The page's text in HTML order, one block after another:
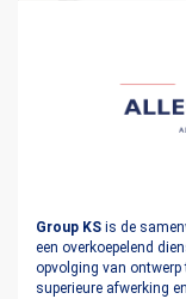
Group KS is de
een overkoepelend
opvolging van
superieure afwerking